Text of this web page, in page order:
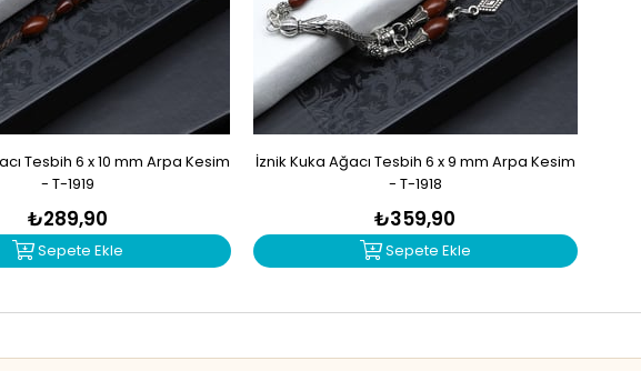
Tesbih 6 x 10 mm Arpa Kesim
- T-1919
₺289,90
Sepete Ekle
İznik Kuka Ağacı Tesbih 6 x 9 mm Arpa Kesim
- T-1918
₺359,90
Sepete Ekle